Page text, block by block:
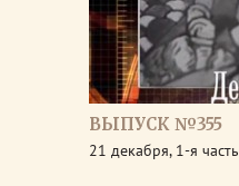
ВЫПУСК №355
21 декабря, 1-я часть